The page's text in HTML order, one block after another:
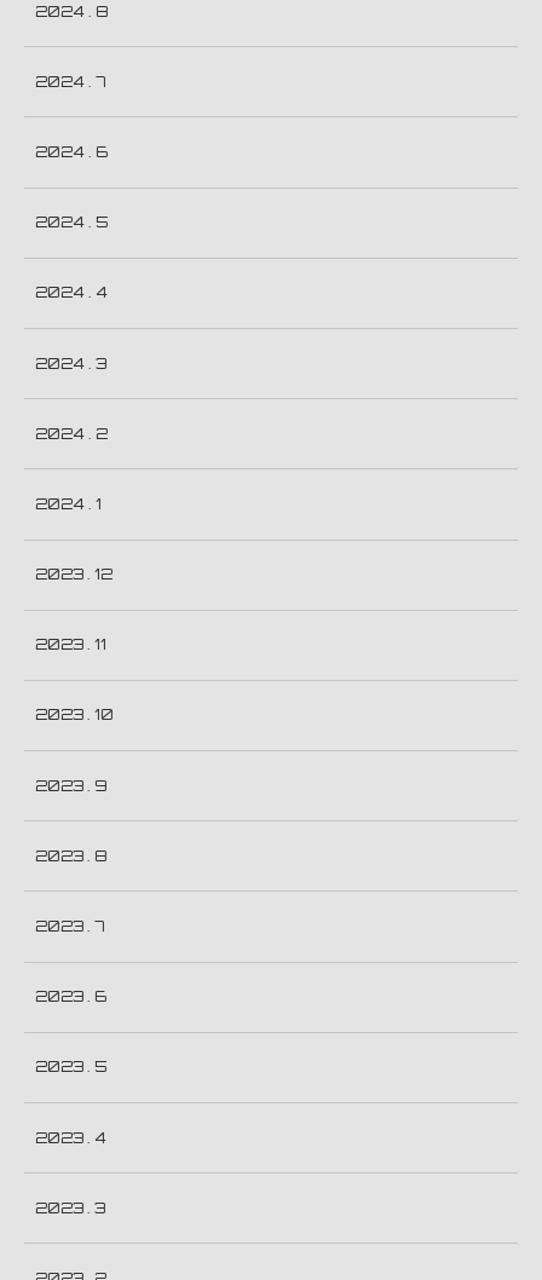
2024 . 8
2024 . 7
2024 . 6
2024 . 5
2024 . 4
2024 . 3
2024 . 2
2024 . 1
2023 . 12
2023 . 11
2023 . 10
2023 . 9
2023 . 8
2023 . 7
2023 . 6
2023 . 5
2023 . 4
2023 . 3